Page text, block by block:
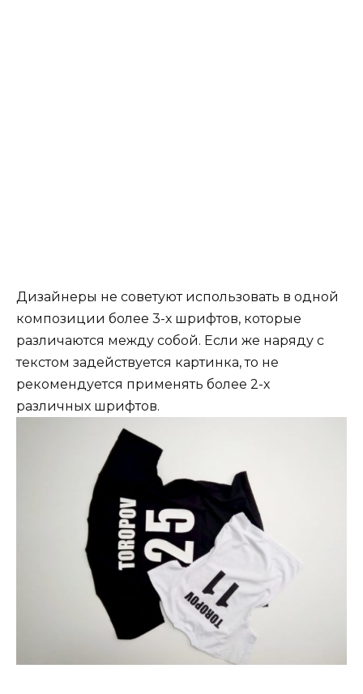
Дизайнеры не советуют использовать в одной
композиции более 3-х шрифтов, которые
различаются между собой. Если же наряду с
текстом задействуется картинка, то не
рекомендуется применять более 2-х
различных шрифтов.